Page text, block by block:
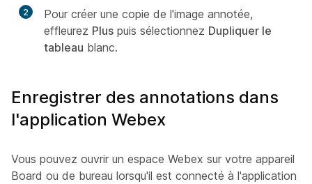
2
Pour créer une copie de l'image annotée,
effleurez Plus puis sélectionnez Dupliquer le
tableau blanc.
Enregistrer des annotations dans
l'application Webex
Vous pouvez ouvrir un espace Webex sur votre appareil
Board ou de bureau lorsqu'il est connecté à l'application